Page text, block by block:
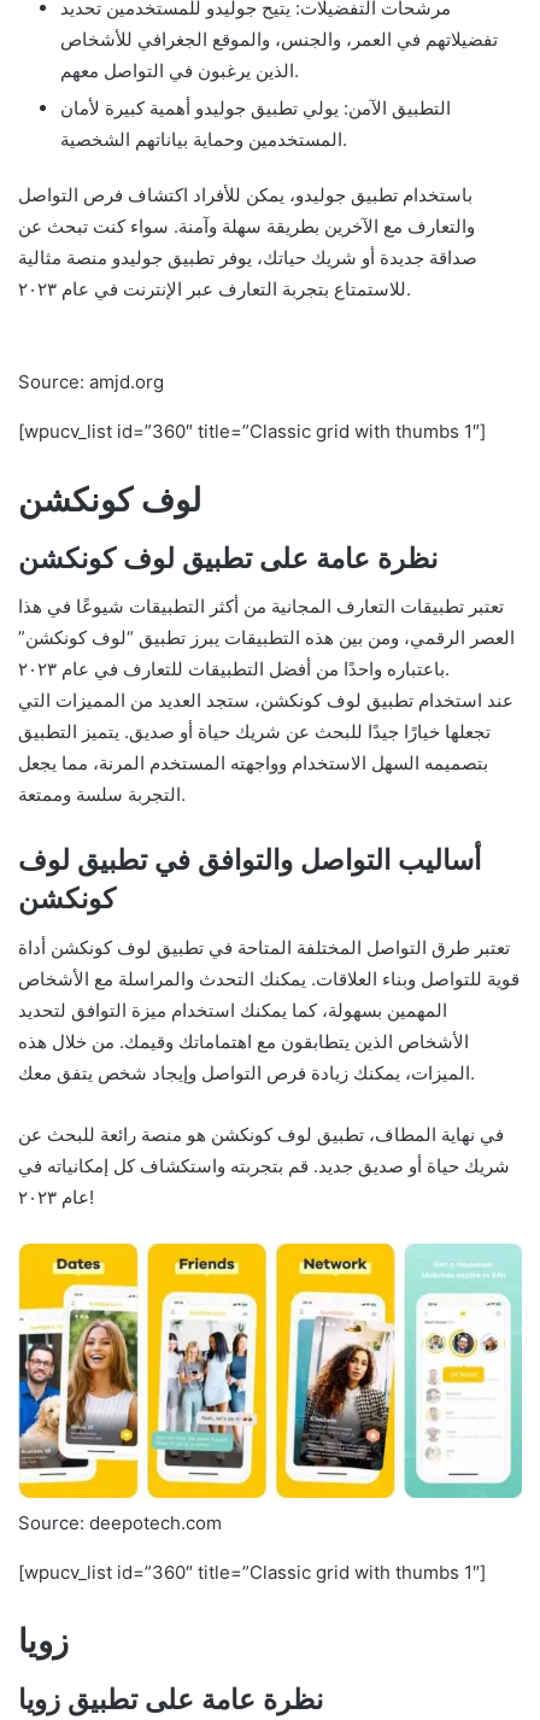
مرشحات التفضيلات: يتيح جوليدو للمستخدمين تحديد
تفضيلاتهم في العمر، والجنس، والموقع الجغرافي للأشخاص
الذين يرغبون في التواصل معهم.
التطبيق الآمن: يولي تطبيق جوليدو أهمية كبيرة لأمان
المستخدمين وحماية بياناتهم الشخصية.
باستخدام تطبيق جوليدو، يمكن للأفراد اكتشاف فرص التواصل
والتعارف مع الآخرين بطريقة سهلة وآمنة. سواء كنت تبحث عن
صداقة جديدة أو شريك حياتك، يوفر تطبيق جوليدو منصة مثالية
للاستمتاع بتجربة التعارف عبر الإنترنت في عام ٢٠٢٣.
Source: amjd.org
[wpucv_list id=”360″ title=”Classic grid with thumbs 1″]
لوف كونكشن
نظرة عامة على تطبيق لوف كونكشن
تعتبر تطبيقات التعارف المجانية من أكثر التطبيقات شيوعًا في هذا
العصر الرقمي، ومن بين هذه التطبيقات يبرز تطبيق “لوف كونكشن”
باعتباره واحدًا من أفضل التطبيقات للتعارف في عام ٢٠٢٣.
عند استخدام تطبيق لوف كونكشن، ستجد العديد من المميزات التي
تجعلها خيارًا جيدًا للبحث عن شريك حياة أو صديق. يتميز التطبيق
بتصميمه السهل الاستخدام وواجهته المستخدم المرنة، مما يجعل
التجربة سلسة وممتعة.
أساليب التواصل والتوافق في تطبيق لوف
كونكشن
تعتبر طرق التواصل المختلفة المتاحة في تطبيق لوف كونكشن أداة
قوية للتواصل وبناء العلاقات. يمكنك التحدث والمراسلة مع الأشخاص
المهمين بسهولة، كما يمكنك استخدام ميزة التوافق لتحديد
الأشخاص الذين يتطابقون مع اهتماماتك وقيمك. من خلال هذه
الميزات، يمكنك زيادة فرص التواصل وإيجاد شخص يتفق معك.
في نهاية المطاف، تطبيق لوف كونكشن هو منصة رائعة للبحث عن
شريك حياة أو صديق جديد. قم بتجربته واستكشاف كل إمكانياته في
عام ٢٠٢٣!
Source: deepotech.com
[wpucv_list id=”360″ title=”Classic grid with thumbs 1″]
زويا
نظرة عامة على تطبيق زويا